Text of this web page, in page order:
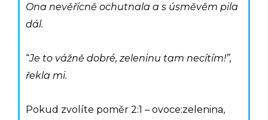
Ona nevěřícně ochutnala a s úsměvěm pila
dál.
“Je to vážně dobré, zeleninu tam necítím!”,
řekla mi.
Pokud zvolíte poměr 2:1 – ovoce:zelenina,